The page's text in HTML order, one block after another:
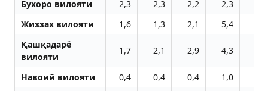
Бухоро вилояти 2,3 2,3 2,2 2,3
Жиззах вилояти
1,6 1,3 2,1 5,4
Қашқадарё
вилояти
1,7 2,1 2,9 4,3
Навоий вилояти 0,4 0,4 0,4 1,0